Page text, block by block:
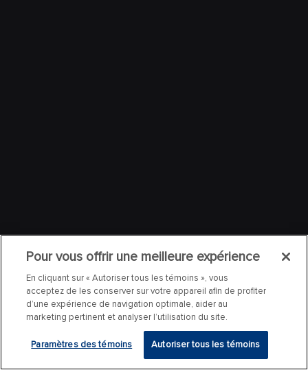
Pour vous offrir une meilleure expérience
En cliquant sur « Autoriser tous les témoins », vous
acceptez de les conserver sur votre appareil afin de profiter
d’une expérience de navigation optimale, aider au
marketing pertinent et analyser l’utilisation du site.
Paramètres des témoins Autoriser tous les témoins